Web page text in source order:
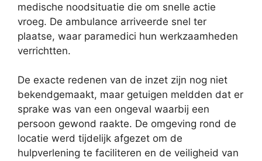
medische noodsituatie die om snelle actie
vroeg. De ambulance arriveerde snel ter
plaatse, waar paramedici hun werkzaamheden
verrichtten.
De exacte redenen van de inzet zijn nog niet
bekendgemaakt, maar getuigen meldden dat er
sprake was van een ongeval waarbij een
persoon gewond raakte. De omgeving rond de
locatie werd tijdelijk afgezet om de
hulpverlening te faciliteren en de veiligheid van